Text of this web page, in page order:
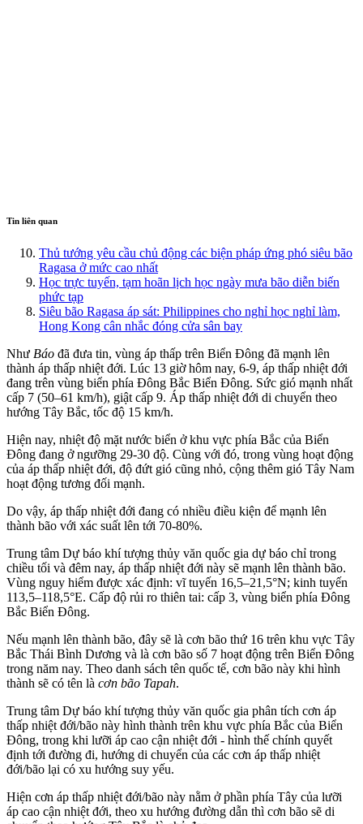
Tin liên quan
Thủ tướng yêu cầu chủ động các biện pháp ứng phó siêu bão
Ragasa ở mức cao nhất
Học trực tuyến, tạm hoãn lịch học ngày mưa bão diễn biến
phức tạp
Siêu bão Ragasa áp sát: Philippines cho nghỉ học nghỉ làm,
Hong Kong cân nhắc đóng cửa sân bay
Như Báo đã đưa tin, vùng áp thấp trên Biển Đông đã mạnh lên
thành áp thấp nhiệt đới. Lúc 13 giờ hôm nay, 6-9, áp thấp nhiệt đới
đang trên vùng biển phía Đông Bắc Biển Đông. Sức gió mạnh nhất
cấp 7 (50–61 km/h), giật cấp 9. Áp thấp nhiệt đới di chuyển theo
hướng Tây Bắc, tốc độ 15 km/h.
Hiện nay, nhiệt độ mặt nước biển ở khu vực phía Bắc của Biển
Đông đang ở ngưỡng 29-30 độ. Cùng với đó, trong vùng hoạt động
của áp thấp nhiệt đới, độ đứt gió cũng nhỏ, cộng thêm gió Tây Nam
hoạt động tương đối mạnh.
Do vậy, áp thấp nhiệt đới đang có nhiều điều kiện để mạnh lên
thành bão với xác suất lên tới 70-80%.
Trung tâm Dự báo khí tượng thủy văn quốc gia dự báo chỉ trong
chiều tối và đêm nay, áp thấp nhiệt đới này sẽ mạnh lên thành bão.
Vùng nguy hiểm được xác định: vĩ tuyến 16,5–21,5°N; kinh tuyến
113,5–118,5°E. Cấp độ rủi ro thiên tai: cấp 3, vùng biển phía Đông
Bắc Biển Đông.
Nếu mạnh lên thành bão, đây sẽ là cơn bão thứ 16 trên khu vực Tây
Bắc Thái Bình Dương và là cơn bão số 7 hoạt động trên Biển Đông
trong năm nay. Theo danh sách tên quốc tế, cơn bão này khi hình
thành sẽ có tên là cơn bão Tapah.
Trung tâm Dự báo khí tượng thủy văn quốc gia phân tích cơn áp
thấp nhiệt đới/bão này hình thành trên khu vực phía Bắc của Biển
Đông, trong khi lưỡi áp cao cận nhiệt đới - hình thế chính quyết
định tới đường đi, hướng di chuyển của các cơn áp thấp nhiệt
đới/bão lại có xu hướng suy yếu.
Hiện cơn áp thấp nhiệt đới/bão này nằm ở phần phía Tây của lưỡi
áp cao cận nhiệt đới, theo xu hướng đường dẫn thì cơn bão sẽ di